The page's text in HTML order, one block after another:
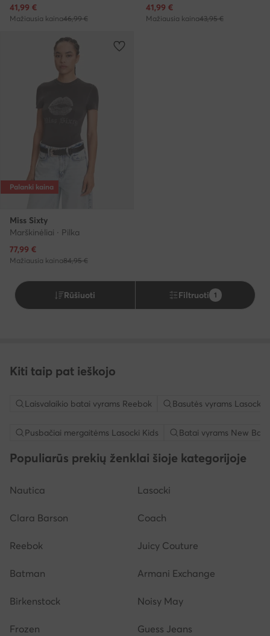
Dabartinė kaina
41,99 €
Mažiausia kaina46,99 €
Dabartinė kaina
41,99 €
Mažiausia kaina43,95 €
Palanki kaina
Miss Sixty
Marškinėliai · Pilka
Dabartinė kaina
77,99 €
Mažiausia kaina84,95 €
Rūšiuoti Filtruoti 1
Kiti taip pat ieškojo
Laisvalaikio batai vyrams Reebok Basutės vyrams Lasocki
Pusbačiai mergaitėms Lasocki Kids Batai vyrams New
Populiarūs prekių ženklai šioje kategorijoje
Nautica Lasocki
Clara Barson Coach
Reebok Juicy Couture
Batman Armani Exchange
Birkenstock Noisy May
Frozen Guess Jeans